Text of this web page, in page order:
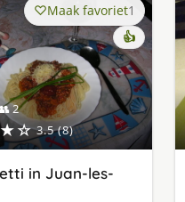
2
3.5 (8)
Maak favoriet1
👍
in Juan-les-